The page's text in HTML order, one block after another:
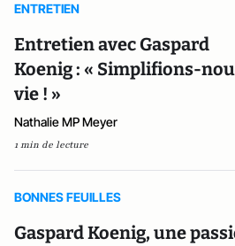
ENTRETIEN
Entretien avec Gaspard
Koenig : « Simplifions-
vie ! »
Nathalie MP Meyer
1 min de lecture
BONNES FEUILLES
Gaspard Koenig, une